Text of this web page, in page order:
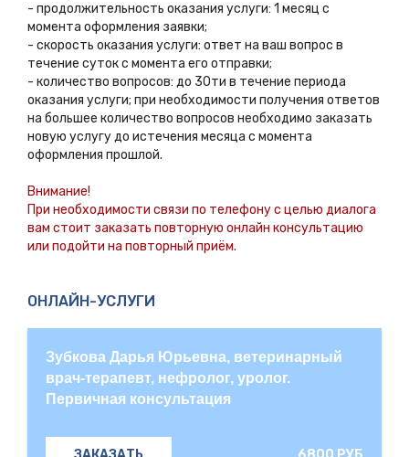
- продолжительность оказания услуги: 1 месяц с
момента оформления заявки;
- скорость оказания услуги: ответ на ваш вопрос в
течение суток с момента его отправки;
- количество вопросов: до 30ти в течение периода
оказания услуги; при необходимости получения ответов
на большее количество вопросов необходимо заказать
новую услугу до истечения месяца с момента
оформления прошлой.
Внимание!
При необходимости связи по телефону с целью диалога
вам стоит заказать повторную онлайн консультацию
или подойти на повторный приём.
ОНЛАЙН-УСЛУГИ
Зубкова Дарья Юрьевна, ветеринарный
врач-терапевт, нефролог, уролог.
Первичная консультация